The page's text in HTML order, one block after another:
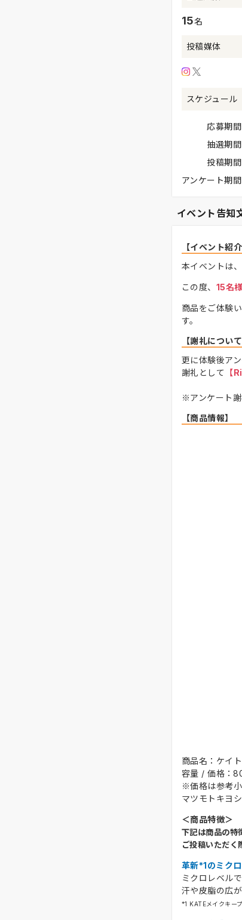
15名
投稿媒体
スケジュール
応募期間
抽選期間
投稿期間
アンケート期間
イベント告知
【イベント紹介
本イベントは
この度、 15名
商品をご体験い
す。
【謝礼について
更に体験後ア
謝礼として
【
※アンケート謝
【商品情報】
商品名：ケイ
容量 / 価格：
※価格は参考小
マツモトキヨ
＜商品特徴＞
下記は商品の特
ご投稿いただく
革新*1のミク
ミクロレベル
汗や皮脂の広
*1 KATEメイクキー